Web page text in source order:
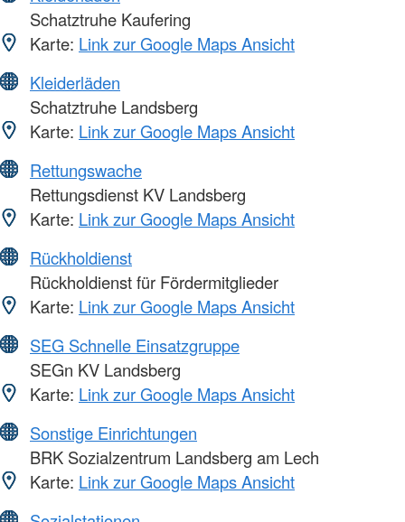
Schatztruhe Kaufering
Karte: Link zur Google Maps Ansicht
Kleiderläden
Schatztruhe Landsberg
Karte: Link zur Google Maps Ansicht
Rettungswache
Rettungsdienst KV Landsberg
Karte: Link zur Google Maps Ansicht
Rückholdienst
Rückholdienst für Fördermitglieder
Karte: Link zur Google Maps Ansicht
SEG Schnelle Einsatzgruppe
SEGn KV Landsberg
Karte: Link zur Google Maps Ansicht
Sonstige Einrichtungen
BRK Sozialzentrum Landsberg am Lech
Karte: Link zur Google Maps Ansicht